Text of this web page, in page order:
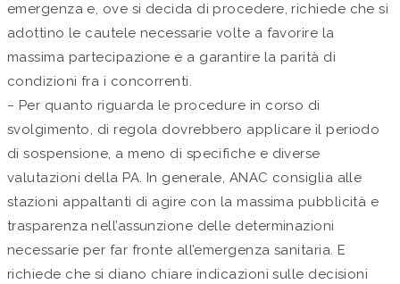
emergenza e, ove si decida di procedere, richiede che si
adottino le cautele necessarie volte a favorire la
massima partecipazione e a garantire la parità di
condizioni fra i concorrenti.
− Per quanto riguarda le procedure in corso di
svolgimento, di regola dovrebbero applicare il periodo
di sospensione, a meno di specifiche e diverse
valutazioni della PA. In generale, ANAC consiglia alle
stazioni appaltanti di agire con la massima pubblicità e
trasparenza nell’assunzione delle determinazioni
necessarie per far fronte all’emergenza sanitaria. E
richiede che si diano chiare indicazioni sulle decisioni